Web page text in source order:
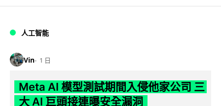
人工智能
Vin 1 日
Meta AI 模型測試期間入侵他家公司 三
大 AI 巨頭接連曝安全漏洞